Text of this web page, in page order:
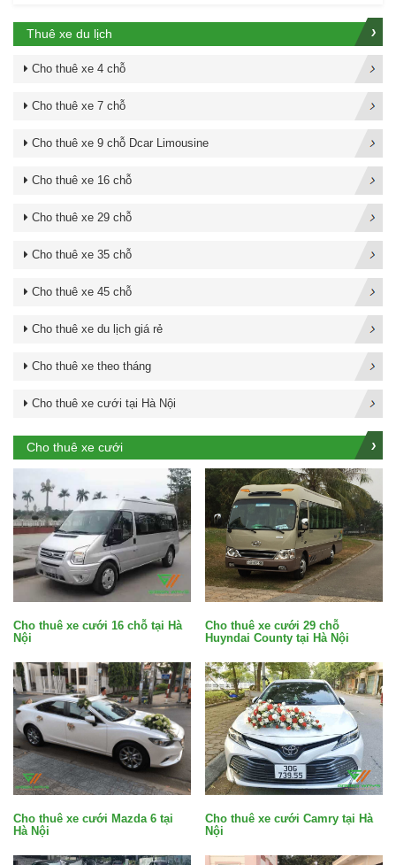
Thuê xe du lịch
Cho thuê xe 4 chỗ
Cho thuê xe 7 chỗ
Cho thuê xe 9 chỗ Dcar Limousine
Cho thuê xe 16 chỗ
Cho thuê xe 29 chỗ
Cho thuê xe 35 chỗ
Cho thuê xe 45 chỗ
Cho thuê xe du lịch giá rẻ
Cho thuê xe theo tháng
Cho thuê xe cưới tại Hà Nội
Cho thuê xe cưới
Cho thuê xe cưới 16 chỗ tại Hà
Nội
Cho thuê xe cưới 29 chỗ
Huyndai County tại Hà Nội
Cho thuê xe cưới Mazda 6 tại
Hà Nội
Cho thuê xe cưới Camry tại Hà
Nội